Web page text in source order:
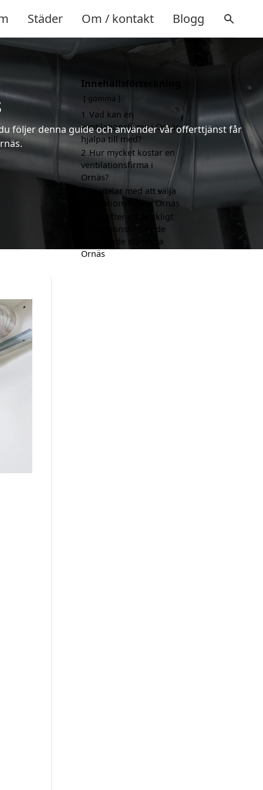
Städer Om / kontakt Blogg
följer denna guide och använder vår offerttjänst får
Innehållsförteckning
gömma
1 Vad kan en
ventilationsfirma i Ornäs
hjälpa till med?
2 Hur mycket kostar en
ventilationsfirma i
Ornäs?
3 Fördelar med att välja
ventilationsfirma i Ornäs
Sök efter ett skickligt
ventilationsfirma i de
omgivande städerna
Ornäs